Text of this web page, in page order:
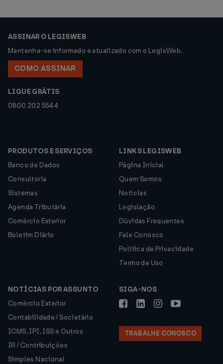
ASSINAR O LEGISWEB
Mantenha-se informado e atualizado com o LegisWeb.
COMO ASSINAR
LIGUE GRÁTIS
0800 202 5544
PRODUTOS E SERVIÇOS
Banco de Dados
Consultoria
Sistemas
Agenda Tributária
Comércio Exterior
Boletim Diário
LINKS LEGISWEB
Página Inicial
Quem Somos
Notícias
Legislação
Dúvidas Frequentes
Fale Conosco
Política de Privacidade
Termo de Uso
NOTÍCIAS POR ASSUNTO
Comércio Exterior
Contabilidade / Societário
ICMS, IPI, ISS e Outros
IR / Contribuições
Simples Nacional
SIGA-NOS
TRABALHE CONOSCO